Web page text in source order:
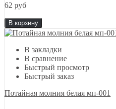
62 руб
В корзину
В закладки
В сравнение
Быстрый просмотр
Быстрый заказ
Потайная молния белая мп-001